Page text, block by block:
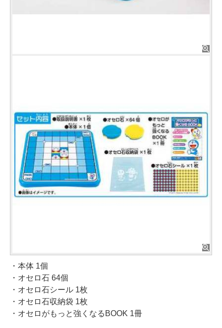
・本体 1個
・オセロ石 64個
・オセロ石シール 1枚
・オセロ石収納袋 1枚
・オセロがもっと強くなるBOOK 1冊